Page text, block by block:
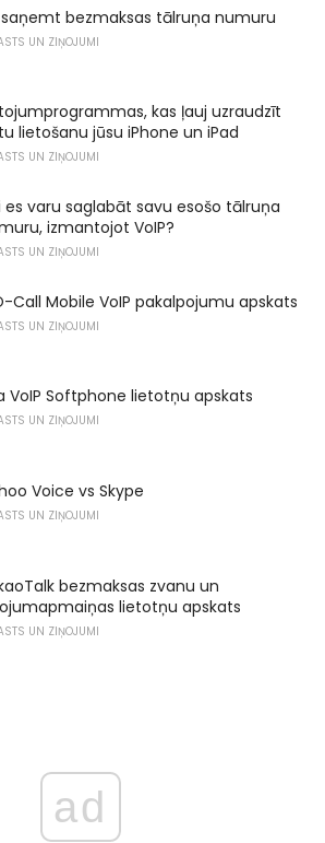
saņemt bezmaksas tālruņa numuru
UN ZIŅOJUMI
kas ļauj uzraudzīt
lietošanu jūsu iPhone un iPad
UN ZIŅOJUMI
es varu saglabāt savu esošo tālruņa
izmantojot VoIP?
UN ZIŅOJUMI
Call Mobile VoIP pakalpojumu apskats
UN ZIŅOJUMI
VoIP Softphone lietotņu apskats
UN ZIŅOJUMI
Voice vs Skype
UN ZIŅOJUMI
bezmaksas zvanu un
lietotņu apskats
UN ZIŅOJUMI
ad